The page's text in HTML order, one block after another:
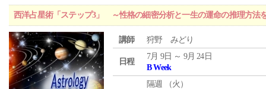
西洋占星術「ステップ3」 ～性格の細密分析と一生の運命の推理方法
講師 狩野 みどり
日程
7月 9日 ～ 9月 24日
B Week
隔週 （火 ）